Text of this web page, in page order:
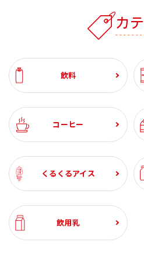
カ
飲料
コーヒー
くるくるアイス
飲用乳